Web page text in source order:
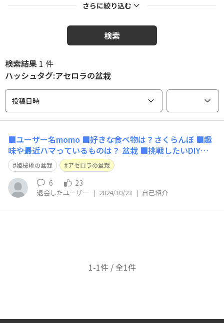
さらに絞り込む
検索
検索結果 1 件
ハッシュタグ:アセロラの盆栽
投稿日時
■ユーザー名momo ■好きな食べ物は？さくらんぼ ■趣
味や最近ハマっているものは？ 盆栽 ■挑戦したいDIY
は？ 家具 ■みなさんに一言！ いろいろ盆栽紹介します
姫桜桃の盆栽 アセロラの盆栽
6 23
退会したユーザー | 2024/10/23 | 自己紹介
1-1件 / 全1件